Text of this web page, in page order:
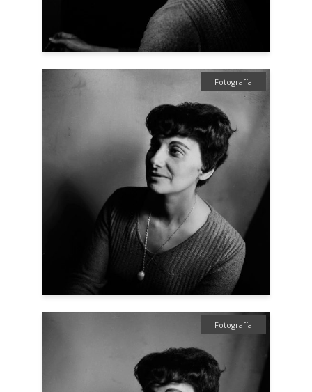
Fotografía
Fotografía